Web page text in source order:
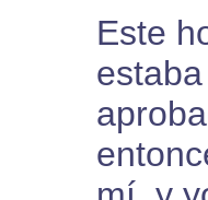
Este